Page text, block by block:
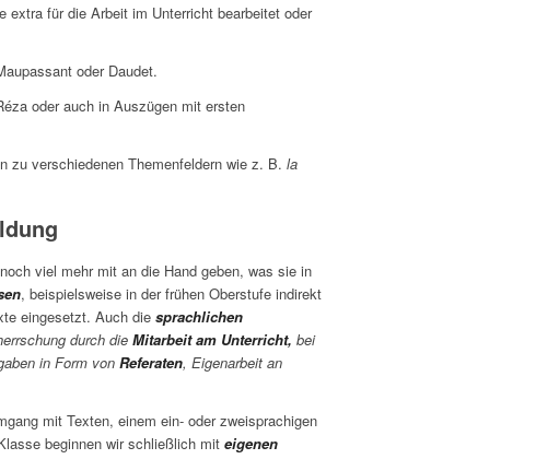
extra für die Arbeit im Unterricht bearbeitet oder
oder Daudet.
oder auch in Auszügen mit ersten
zu verschiedenen Themenfeldern wie z. B. la
viel mehr mit an die Hand geben, was sie in
, beispielsweise in der frühen Oberstufe indirekt
eingesetzt. Auch die sprachlichen
durch die Mitarbeit am Unterricht, bei
in Form von Referaten, Eigenarbeit an
mit Texten, einem ein- oder zweisprachigen
beginnen wir schließlich mit eigenen